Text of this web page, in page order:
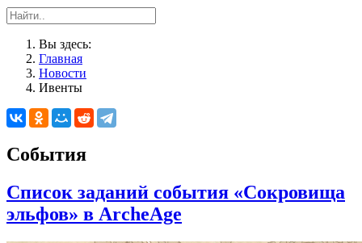
Вы здесь:
Главная
Новости
Ивенты
События
Список заданий события «Сокровища
эльфов» в ArcheAge